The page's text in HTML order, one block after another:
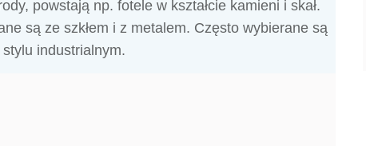
powstają np. fotele w kształcie kamieni i skał.
są ze szkłem i z metalem. Często wybierane są
industrialnym.